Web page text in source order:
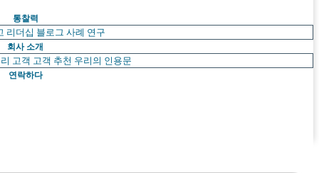
통찰력
리더십 블로그 사례 연구
회사 소개
고객 고객 추천 우리의 인용문
연락하다